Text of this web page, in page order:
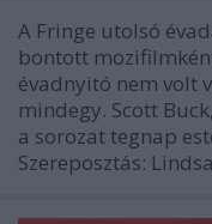
A Fringe utolsó
bontott
évadnyitó nem volt
mindegy. Scott
a sorozat tegnap
Szereposztás: